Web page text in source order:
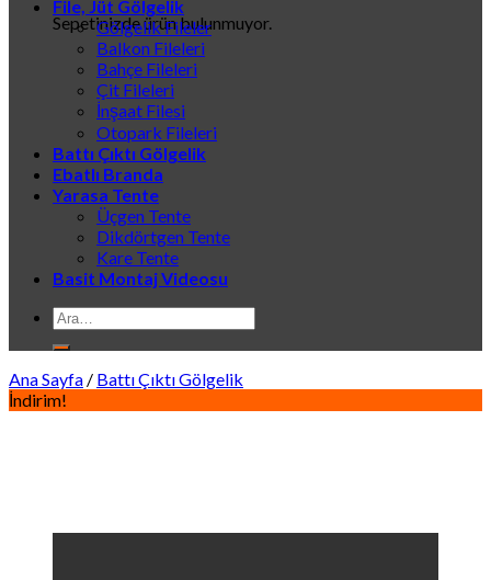
Sepetinizde ürün bulunmuyor.
File, Jüt Gölgelik
Gölgelik Fileler
Balkon Fileleri
Bahçe Fileleri
Çit Fileleri
İnşaat Filesi
Otopark Fileleri
Battı Çıktı Gölgelik
Ebatlı Branda
Yarasa Tente
Üçgen Tente
Dikdörtgen Tente
Kare Tente
Basit Montaj Videosu
Ara:
Ana Sayfa / Battı Çıktı Gölgelik
İndirim!